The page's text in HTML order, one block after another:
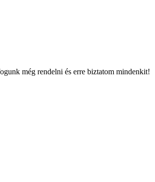
még rendelni és erre biztatom mindenkit!